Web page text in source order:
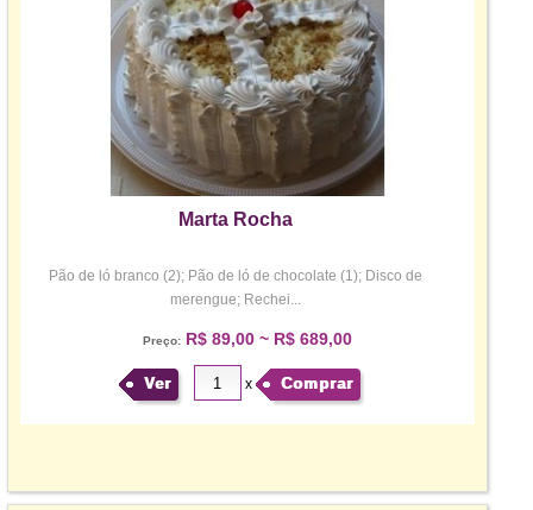
Marta Rocha
Pão de ló branco (2); Pão de ló de chocolate (1); Disco de
merengue; Rechei...
Preço:R$ 89,00 ~ R$ 689,00
Ver x Comprar